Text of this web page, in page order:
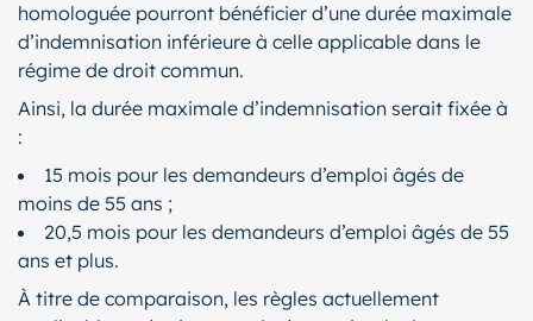
homologuée pourront bénéficier d’une durée maximale
d’indemnisation inférieure à celle applicable dans le
régime de droit commun.
Ainsi, la durée maximale d’indemnisation serait fixée à
:
15 mois pour les demandeurs d’emploi âgés de
moins de 55 ans ;
20,5 mois pour les demandeurs d’emploi âgés de 55
ans et plus.
À titre de comparaison, les règles actuellement